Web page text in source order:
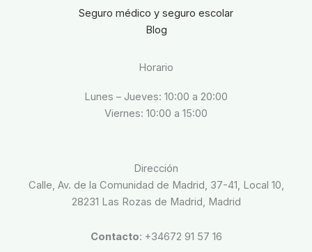
Seguro médico y seguro escolar
Blog
Horario
Lunes – Jueves: 10:00 a 20:00
Viernes: 10:00 a 15:00
Dirección
Calle, Av. de la Comunidad de Madrid, 37-41, Local 10,
28231 Las Rozas de Madrid, Madrid
Contacto: +34672 91 57 16